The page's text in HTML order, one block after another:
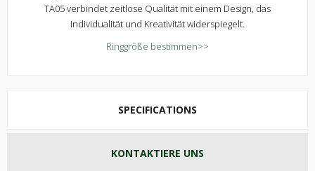
TA05 verbindet zeitlose Qualität mit einem Design, das
Individualität und Kreativität widerspiegelt.
Ringgröße bestimmen>>
SPECIFICATIONS
KONTAKTIERE UNS